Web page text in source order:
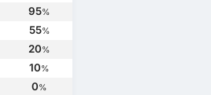
95%
55%
20%
10%
0%